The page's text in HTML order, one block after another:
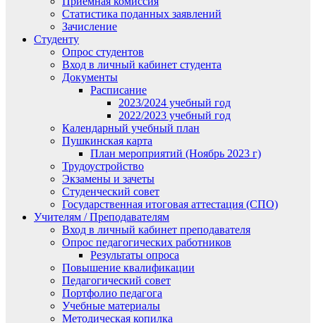
Статистика поданных заявлений
Зачисление
Студенту
Опрос студентов
Вход в личный кабинет студента
Документы
Расписание
2023/2024 учебный год
2022/2023 учебный год
Календарный учебный план
Пушкинская карта
План мероприятий (Ноябрь 2023 г)
Трудоустройство
Экзамены и зачеты
Студенческий совет
Государственная итоговая аттестация (СПО)
Учителям / Преподавателям
Вход в личный кабинет преподавателя
Опрос педагогических работников
Результаты опроса
Повышение квалификации
Педагогический совет
Портфолио педагога
Учебные материалы
Методическая копилка